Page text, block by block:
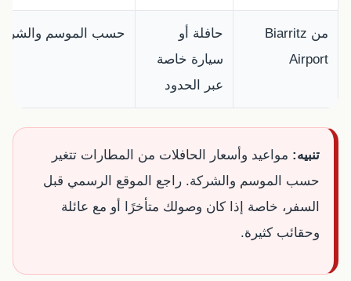
من Biarritz
Airport
حافلة أو
سيارة خاصة
عبر الحدود
حسب الموسم
تنبيه: مواعيد وأسعار الحافلات من المطارات تتغير
حسب الموسم والشركة. راجع الموقع الرسمي قبل
السفر، خاصة إذا كان وصولك متأخرًا أو مع عائلة
وحقائب كثيرة.